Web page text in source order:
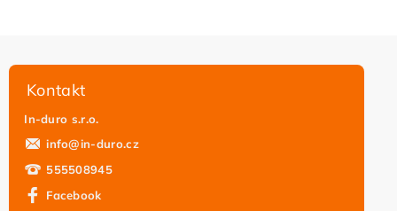
Kontakt
In-duro s.r.o.
info@in-duro.cz
555508945
Facebook